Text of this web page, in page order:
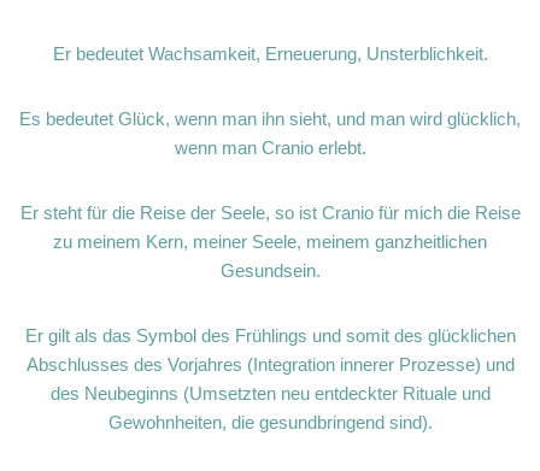
Er bedeutet Wachsamkeit, Erneuerung, Unsterblichkeit.
Es bedeutet Glück, wenn man ihn sieht, und man wird glücklich,
wenn man Cranio erlebt.
Er steht für die Reise der Seele, so ist Cranio für mich die Reise
zu meinem Kern, meiner Seele, meinem ganzheitlichen
Gesundsein.
Er gilt als das Symbol des Frühlings und somit des glücklichen
Abschlusses des Vorjahres (Integration innerer Prozesse) und
des Neubeginns (Umsetzten neu entdeckter Rituale und
Gewohnheiten, die gesundbringend sind).